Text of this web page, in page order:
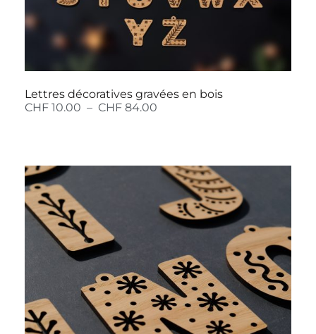
Lettres décoratives gravées en bois
CHF 10.00 – CHF 84.00